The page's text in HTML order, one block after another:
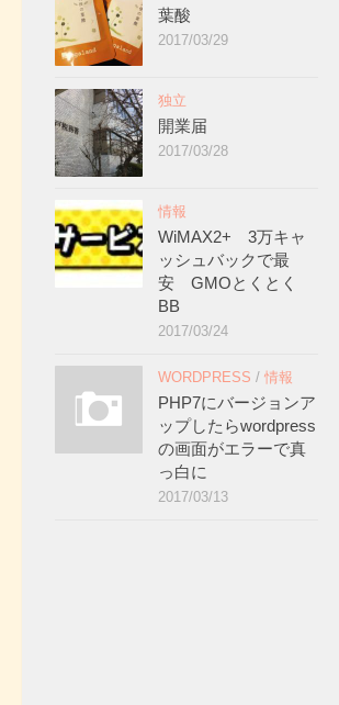
葉酸
2017/03/29
独立
開業届
2017/03/28
情報
WiMAX2+ 3万キャ
ッシュバックで最
安 GMOとくとく
BB
2017/03/24
WORDPRESS / 情報
PHP7にバージョンア
ップしたらwordpress
の画面がエラーで真
っ白に
2017/03/13